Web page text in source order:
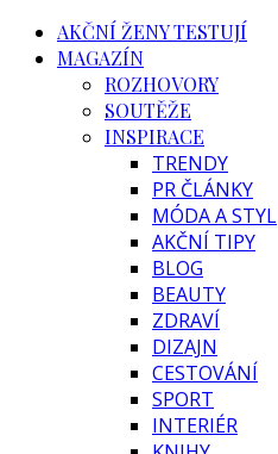
AKČNÍ ŽENY TESTUJÍ
MAGAZÍN
ROZHOVORY
SOUTĚŽE
INSPIRACE
TRENDY
PR ČLÁNKY
MÓDA A STYL
AKČNÍ TIPY
BLOG
BEAUTY
ZDRAVÍ
DIZAJN
CESTOVÁNÍ
SPORT
INTERIÉR